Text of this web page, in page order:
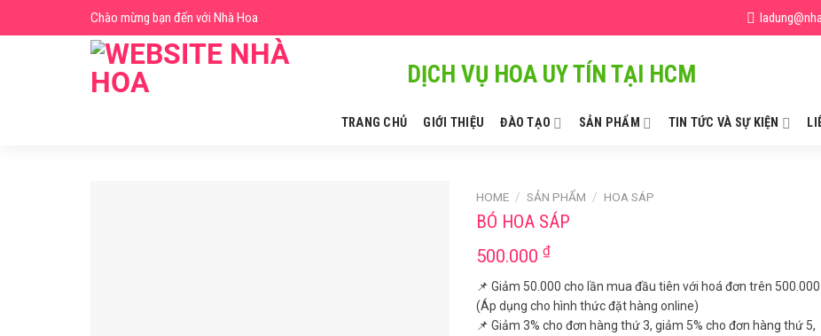
to
Chào mừng bạn đến với Nhà Hoa
DỊCH VỤ HOA UY TÍN TẠI HCM
TRANG CHỦ GIỚI THIỆU ĐÀO TẠO SẢN PHẨM TIN TỨC VÀ SỰ KIỆN
HOME / SẢN PHẨM / HOA SÁP
BÓ HOA SÁP
500.000 ₫
📌 Giảm 50.000 cho lần mua đầu tiên với hoá đơn trên 500.000
(Áp dụng cho hình thức đặt hàng online)
📌 Giảm 3% cho đơn hàng thứ 3, giảm 5% cho đơn hàng thứ 5,